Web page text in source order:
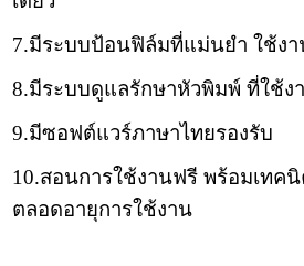
7.มีระบบป้อนฟิล์มที่แม่นยำ ใช้งา
8.มีระบบดูแลรักษาหัวพิมพ์ ที่ใช้ง
9.มีซอฟต์แวร์ภาษาไทยรองรับ
10.สอนการใช้งานฟรี พร้อมเทค
ตลอดอายุการใช้งาน